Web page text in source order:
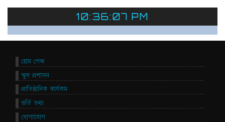
10:36:07 PM
হোম পেজ
স্কুল প্রশাসন
প্রাতিষ্ঠানিক কার্যকম
ভর্তি তথ্য
যোগাযোগ